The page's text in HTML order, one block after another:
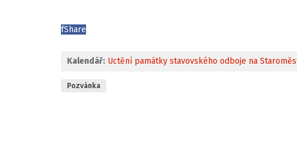
fShare
Kalendář: Uctění památky stavovského odboje na
Pozvánka